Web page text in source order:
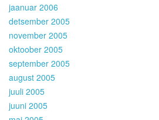
jaanuar 2006
detsember 2005
november 2005
oktoober 2005
september 2005
august 2005
juuli 2005
juuni 2005